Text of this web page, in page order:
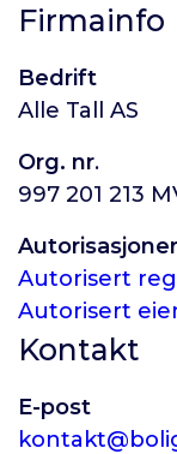
Firmainfo
Bedrift
Alle Tall AS
Org. nr.
997 201 213
Autorisasjoner
Autorisert
Autorisert
Kontakt
E-post